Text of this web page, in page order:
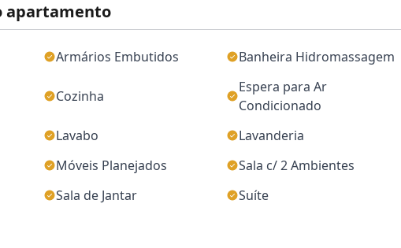
apartamento
Armários Embutidos Banheira Hidromassagem
Cozinha
Espera para Ar
Condicionado
Lavabo
Lavanderia
Móveis Planejados
Sala c/ 2 Ambientes
Sala de Jantar
Suíte